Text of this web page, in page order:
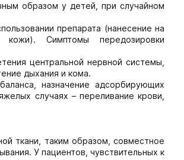
образом у детей, при случайном
препарата (нанесение на
Симптомы передозировки
центральной нервной системы,
дыхания и кома.
назначение адсорбирующих
случаях – переливание крови,
ткани, таким образом, совместное
У пациентов, чувствительных к